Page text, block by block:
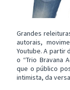
Grandes
autorais,
Youtube. A partir
o “Trio Bravana
que o público
intimista, da